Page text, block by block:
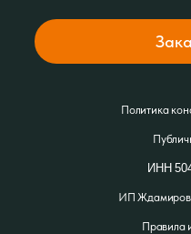
Правила
ИП Ждамиров
ИНН
Политика